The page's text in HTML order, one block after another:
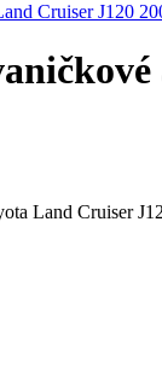
Cruiser J120
Land Cruiser